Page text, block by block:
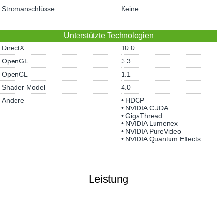
Stromanschlüsse Keine
Unterstützte Technologien
DirectX
10.0
OpenGL
3.3
OpenCL
1.1
Shader Model
4.0
Andere
• HDCP
• NVIDIA CUDA
• GigaThread
• NVIDIA Lumenex
• NVIDIA PureVideo
• NVIDIA Quantum Effects
Leistung